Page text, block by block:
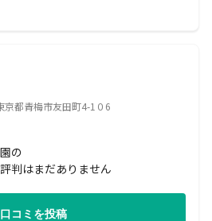
京都青梅市友田町4-1０6
の
判はまだありません
口コミを投稿